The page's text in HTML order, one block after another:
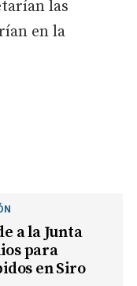
las
en la
a la Junta
para
en Siro